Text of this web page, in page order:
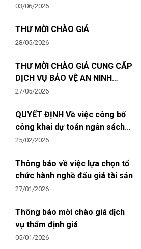
03/06/2026
THƯ MỜI CHÀO GIÁ
28/05/2026
THƯ MỜI CHÀO GIÁ CUNG CẤP
DỊCH VỤ BẢO VỆ AN NINH
TRẬT TỰ VÀ TÀI SẢN CHO
THỌ
27/05/2026
QUYẾT ĐỊNH Về việc công bố
công khai dự toán ngân sách
nhà nước năm 2026 để chi trực
Ngọ năm 2026 của Bệnh viện
Mắt tỉnh Phú Thọ
25/02/2026
Thông báo về việc lựa chọn tổ
chức hành nghề đấu giá tài sản
27/01/2026
Thông báo mời chào giá dịch
vụ thẩm định giá
05/01/2026